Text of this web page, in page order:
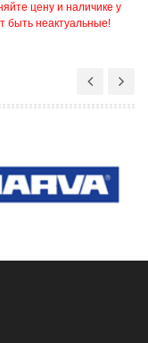
цену и наличике у
быть неактуальные!